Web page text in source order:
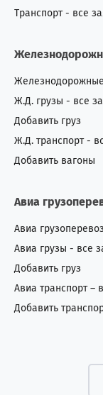
Транспорт - все
Ж.Д. грузы - все
Добавить груз
Ж.Д. транспорт -
Добавить вагоны
Авиа
Авиа
Авиа грузы - все
Добавить груз
Авиа транспорт –
Добавить